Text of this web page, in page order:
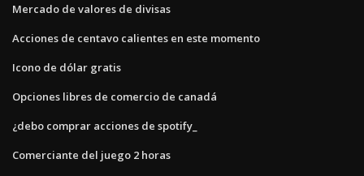
Mercado de valores de divisas
Acciones de centavo calientes en este momento
Icono de dólar gratis
Opciones libres de comercio de canadá
¿debo comprar acciones de spotify_
Comerciante del juego 2 horas